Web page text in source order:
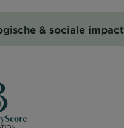
& sociale impact​